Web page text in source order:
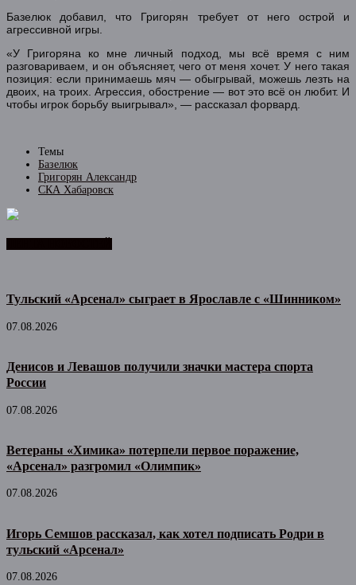
Базелюк добавил, что Григорян требует от него острой и
агрессивной игры.
«У Григоряна ко мне личный подход, мы всё время с ним
разговариваем, и он объясняет, чего от меня хочет. У него такая
позиция: если принимаешь мяч — обыгрывай, можешь лезть на
двоих, на троих. Агрессия, обострение — вот это всё он любит. И
чтобы игрок борьбу выигрывал», — рассказал форвард.
Темы
Базелюк
Григорян Александр
СКА Хабаровск
Тульский «Арсенал» сыграет в Ярославле с «Шинником»
07.08.2026
Денисов и Левашов получили значки мастера спорта
России
07.08.2026
Ветераны «Химика» потерпели первое поражение,
«Арсенал» разгромил «Олимпик»
07.08.2026
Игорь Семшов рассказал, как хотел подписать Родри в
тульский «Арсенал»
07.08.2026